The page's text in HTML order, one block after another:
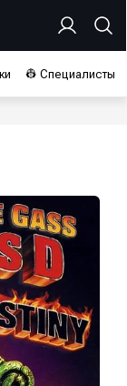
👷 Специалисты